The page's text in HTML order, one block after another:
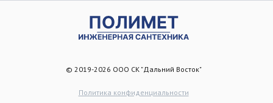
© 2019-2026 ООО СК "Дальний Восток"
Политика конфиденциальности